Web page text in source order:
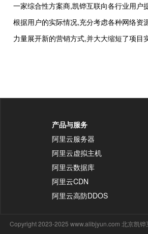
一家综合性方案商,凯铧互联向各行业用
根据用户的实际情况,充分考虑各种网络
力量展开新的营销方式,并大大缩短了项目
产品与服务
阿里云服务器
阿里云虚拟主机
阿里云数据库
阿里云CDN
阿里云高防DDOS
Copyright 2023-2025 www.alibjyun.com 北京凯铧